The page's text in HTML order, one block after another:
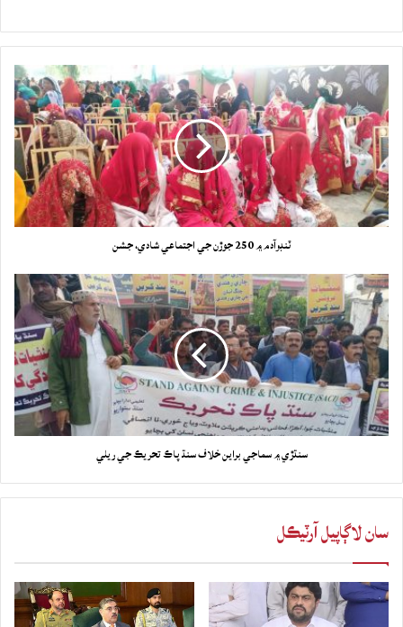
ٽنڊوآدم ۾ 250 جوڙن جي اجتماعي شادي، جشن
سنڌڙي ۾ سماجي براين خلاف سنڌ پاڪ تحريڪ جي ريلي
سان لاڳاپيل آرٽيڪل